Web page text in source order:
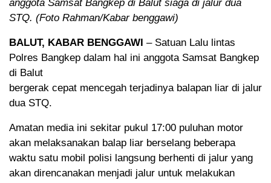
anggota Samsat Bangkep di Balut siaga di jalur dua
STQ. (Foto Rahman/Kabar benggawi)
BALUT, KABAR BENGGAWI – Satuan Lalu lintas
Polres Bangkep dalam hal ini anggota Samsat Bangkep
di Balut
bergerak cepat mencegah terjadinya balapan liar di jalur
dua STQ.
Amatan media ini sekitar pukul 17:00 puluhan motor
akan melaksanakan balap liar berselang beberapa
waktu satu mobil polisi langsung berhenti di jalur yang
akan direncanakan menjadi jalur untuk melakukan